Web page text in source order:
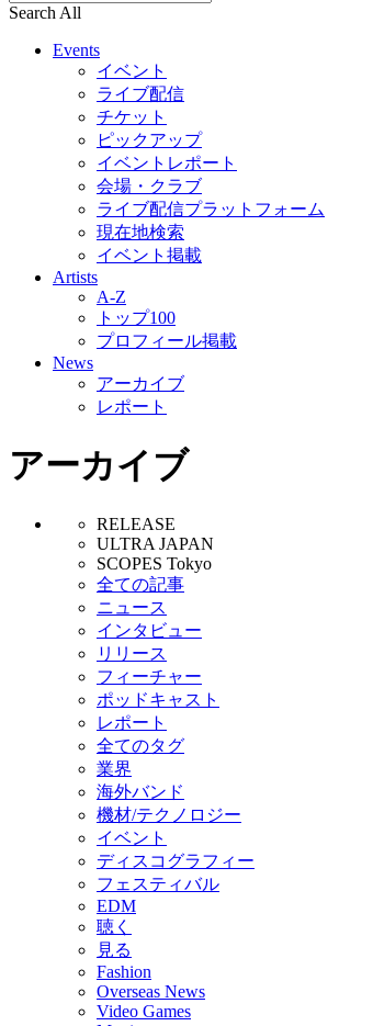
Search All
Events
イベント
ライブ配信
チケット
ピックアップ
イベントレポート
会場・クラブ
ライブ配信プラットフォーム
現在地検索
イベント掲載
Artists
A-Z
トップ100
プロフィール掲載
News
アーカイブ
レポート
アーカイブ
RELEASE
ULTRA JAPAN
SCOPES Tokyo
全ての記事
ニュース
インタビュー
リリース
フィーチャー
ポッドキャスト
レポート
全てのタグ
業界
海外バンド
機材/テクノロジー
イベント
ディスコグラフィー
フェスティバル
EDM
聴く
見る
Fashion
Overseas News
Video Games